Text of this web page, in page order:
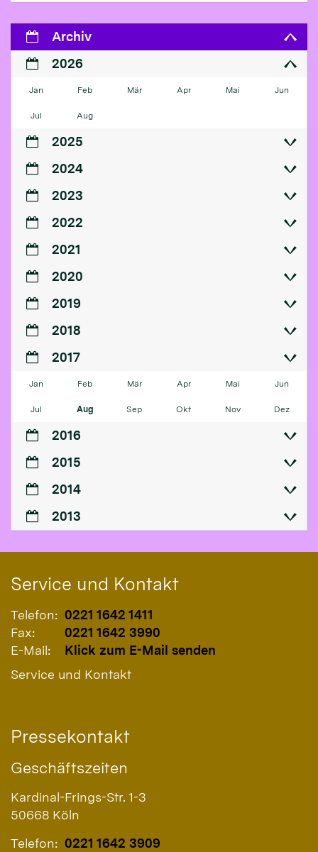
Archiv
2026
Jan Feb Mär Apr Mai Jun
Jul Aug
2025
2024
2023
2022
2021
2020
2019
2018
2017
Jan Feb Mär Apr Mai Jun
Jul Aug Sep Okt Nov Dez
2016
2015
2014
2013
Service und Kontakt
Telefon: 0221 1642 1411
Fax:
0221 1642 3990
E-Mail:
Klick zum E-Mail senden
Service und Kontakt
Pressekontakt
Geschäftszeiten
Kardinal-Frings-Str. 1-3
50668 Köln
Telefon: 0221 1642 3909